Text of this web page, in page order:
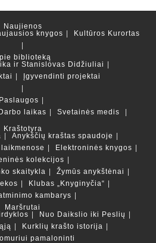
Naujienos
knygos Kultūros Kurortas
biblioteką
ir Stanislovas Didžiuliai
Įgyvendinti projektai
Paslaugos
laikas
Svetainės medis
Kraštotyra
Anykščių kraštas spaudoje
Elektroninės knygos
kolekcijos
skaitykla
Žymūs anykštėnai
Klubas „Knyginyčia“
kambarys
Maršrutai
Nuo Daikslio iki Peslių
Kurklių krašto istorija
pamaloninti